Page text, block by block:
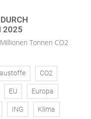
2025
Tonnen CO2
CO2
EU Europa
ING Klima